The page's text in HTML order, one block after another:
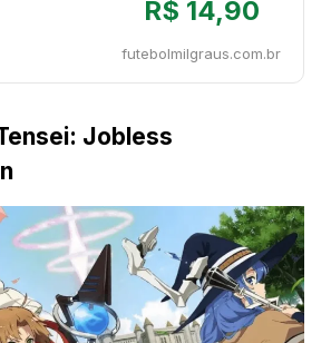
R$ 14,90
futebolmilgraus.com.br
Jobless